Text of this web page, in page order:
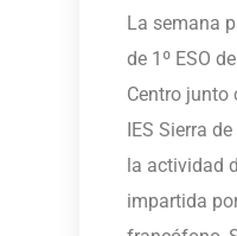
La semana
de 1º ESO
Centro junto
IES Sierra
la actividad
impartida